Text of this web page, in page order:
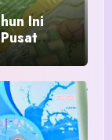
Ini